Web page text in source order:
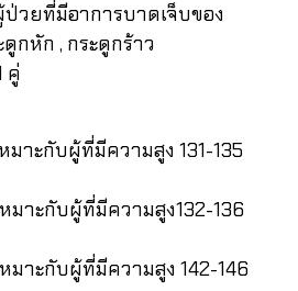
ป่วยที่มีอาการบาดเจ็บของ
ดูกหัก , กระดูกร้าว
คู่
มาะกับผู้ที่มีความสูง 131-135
มาะกับผู้ที่มีความสูง132-136
มาะกับผู้ที่มีความสูง 142-146